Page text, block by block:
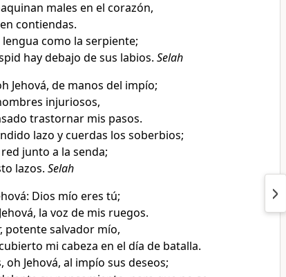
males en el corazón,
contiendas.
como la serpiente;
hay debajo de sus labios. Selah
Jehová, de manos del impío;
injuriosos,
trastornar mis pasos.
lazo y cuerdas los soberbios;
junto a la senda;
lazos. Selah
Dios mío eres tú;
la voz de mis ruegos.
potente salvador mío,
mi cabeza en el día de batalla.
oh Jehová, al impío sus deseos;